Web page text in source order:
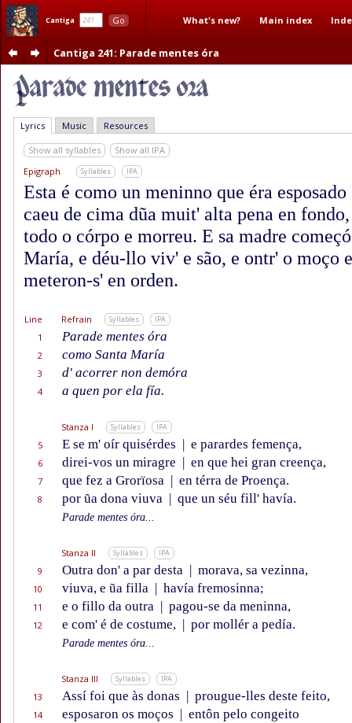
Cantiga Go What's new? Main index
Cantiga 241: Parade mentes óra
Lyrics Music Resources
Show all syllables
Show all IPA
Epigraph
Syllables IPA
Esta é como un meninno que éra
caeu de cima dũa muit' alta pena en
todo o córpo e morreu. E sa madre
María, e déu-llo viv' e são, e ontr' o moço e
meteron-s' en orden.
Line Refrain Syllables IPA
1 Parade mentes óra
2 como Santa María
3 d' acorrer non demóra
4 a quen por ela fía.
Stanza I Syllables IPA
5 E se m' oír quisérdes | e parardes femença,
6 direi-vos un miragre | en que hei gran creença,
7 que fez a Grorïosa | en térra de Proença.
8 por ũa dona viuva | que un séu fill' havía.
Parade mentes óra...
Stanza II Syllables IPA
9 Outra don' a par desta | morava, sa vezinna,
10 viuva, e ũa filla | havía fremosinna;
11 e o fillo da outra | pagou-se da meninna,
12 e com' é de costume, | por mollér a pedía.
Parade mentes óra...
Stanza III Syllables IPA
13 Assí foi que às donas | prougue-lles deste feito,
14 esposaron os moços | entôn pelo congeito